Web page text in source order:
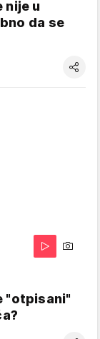
nije u
da se
"otpisani"